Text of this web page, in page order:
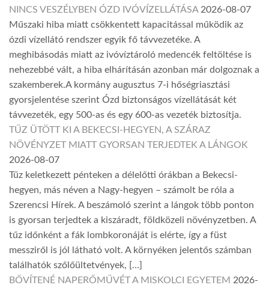
NINCS VESZÉLYBEN ÓZD IVÓVÍZELLÁTÁSA 2026-08-07
Műszaki hiba miatt csökkentett kapacitással működik az
ózdi vízellátó rendszer egyik fő távvezetéke. A
meghibásodás miatt az ivóvíztároló medencék feltöltése is
nehezebbé vált, a hiba elhárításán azonban már dolgoznak a
szakemberek.A kormány augusztus 7-i hőségriasztási
gyorsjelentése szerint Ózd biztonságos vízellátását két
távvezeték, egy 500-as és egy 600-as vezeték biztosítja.
TŰZ ÜTÖTT KI A BEKECSI-HEGYEN, A SZÁRAZ
NÖVÉNYZET MIATT GYORSAN TERJEDTEK A LÁNGOK
2026-08-07
Tűz keletkezett pénteken a délelőtti órákban a Bekecsi-
hegyen, más néven a Nagy-hegyen – számolt be róla a
Szerencsi Hírek. A beszámoló szerint a lángok több ponton
is gyorsan terjedtek a kiszáradt, földközeli növényzetben. A
tűz időnként a fák lombkoronáját is elérte, így a füst
messziről is jól látható volt. A környéken jelentős számban
találhatók szőlőültetvények, […]
BŐVÍTENÉ NAPERŐMŰVÉT A MISKOLCI EGYETEM 2026-